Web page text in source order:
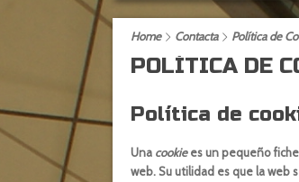
Home Contacta Política de
POLÍTICA DE
Política de
Una cookiees un pequeño
web. Su utilidad es que la web